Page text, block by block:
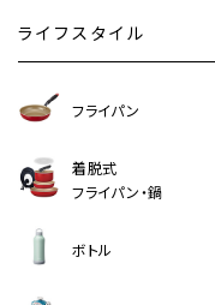
ライフスタイル
フライパン
着脱式
フライパン・鍋
ボトル